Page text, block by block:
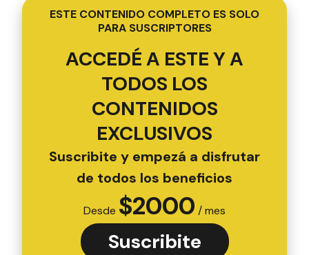
ESTE CONTENIDO COMPLETO ES SOLO
PARA SUSCRIPTORES
ACCEDÉ A ESTE Y A
TODOS LOS
CONTENIDOS
EXCLUSIVOS
Suscribite y empezá a disfrutar
de todos los beneficios
Desde $2000 / mes
Suscribite